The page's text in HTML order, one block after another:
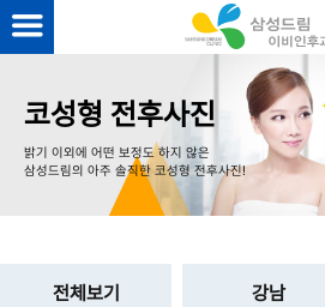
코성형 전후사진
밝기 이외에 어떤 보정도 하지 않은
삼성드림의 아주 솔직한 코성형 전후사진!
을 하시면더 자세한 정보
전체보기 강남